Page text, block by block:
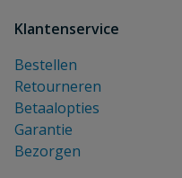
Klantenservice
Bestellen
Retourneren
Betaalopties
Garantie
Bezorgen